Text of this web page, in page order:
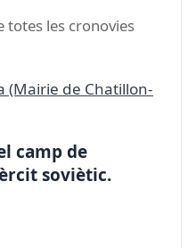
totes les cronovies
(Mairie de Chatillon-
camp de
soviètic.